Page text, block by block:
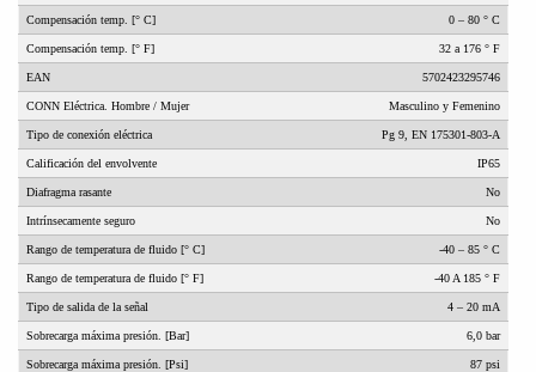
Compensación temp. [° C] 0 – 80 ° C
Compensación temp. [° F] 32 a 176 ° F
EAN 5702423295746
CONN Eléctrica. Hombre / Mujer Masculino y Femenino
Tipo de conexión eléctrica Pg 9, EN 175301-803-A
Calificación del envolvente IP65
Diafragma rasante No
Intrínsecamente seguro No
Rango de temperatura de fluido [° C] -40 – 85 ° C
Rango de temperatura de fluido [° F] -40 A 185 ° F
Tipo de salida de la señal 4 – 20 mA
Sobrecarga máxima presión. [Bar] 6,0 bar
Sobrecarga máxima presión. [Psi] 87 psi